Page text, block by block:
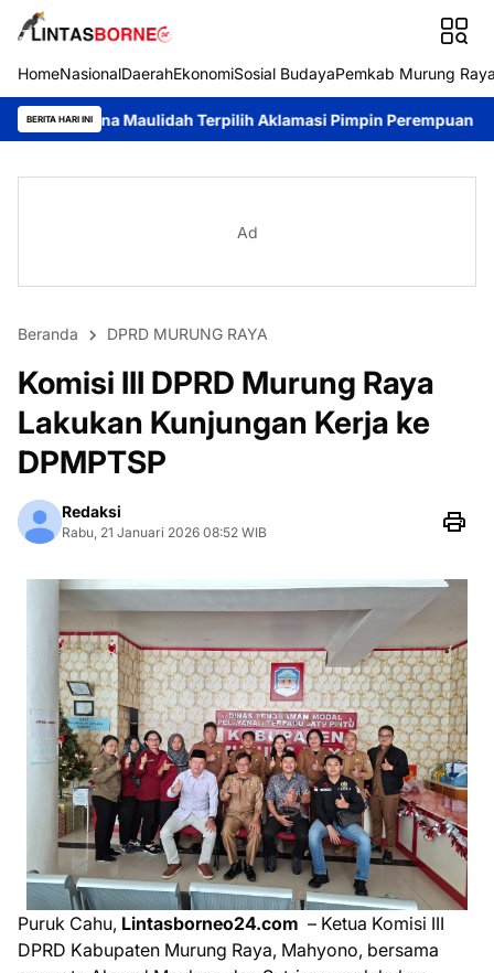
HomeNasionalDaerahEkonomiSosial BudayaPemkab Murung
BERITA HARI INITerpilih Aklamasi Pimpin Perempuan Bangsa Kalteng
Ad
Beranda DPRD MURUNG RAYA
Komisi III DPRD Murung Raya
Lakukan Kunjungan Kerja ke
DPMPTSP
Redaksi
Rabu, 21 Januari 2026 08:52 WIB
Puruk Cahu, Lintasborneo24.com – Ketua Komisi III
DPRD Kabupaten Murung Raya, Mahyono, bersama